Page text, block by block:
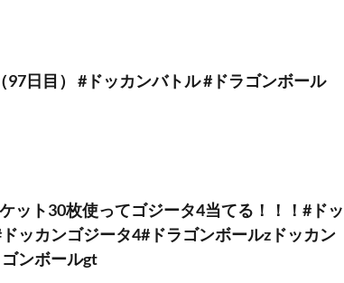
97日目） #ドッカンバトル #ドラゴンボール
ット30枚使ってゴジータ4当てる！！！#ドッ
ッカンゴジータ4#ドラゴンボールzドッカン
ンボールgt